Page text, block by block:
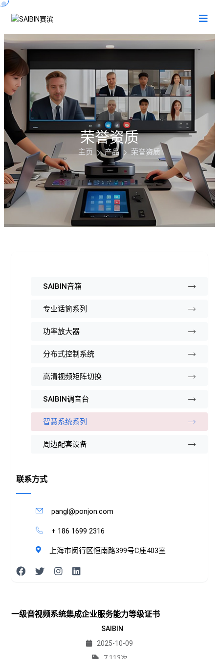
荣誉资质
主页 产品 荣誉资质
SAIBIN音箱
专业话筒系列
功率放大器
分布式控制系统
高清视频矩阵切换
SAIBIN调音台
智慧系统系列
周边配套设备
联系方式
pangl@ponjon.com
+ 186 1699 2316
上海市闵行区恒南路399号C座403室
一级音视频系统集成企业服务能力等级证书
SAIBIN
2025-10-09